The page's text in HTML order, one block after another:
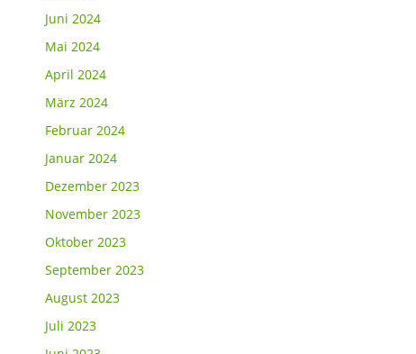
Juni 2024
Mai 2024
April 2024
März 2024
Februar 2024
Januar 2024
Dezember 2023
November 2023
Oktober 2023
September 2023
August 2023
Juli 2023